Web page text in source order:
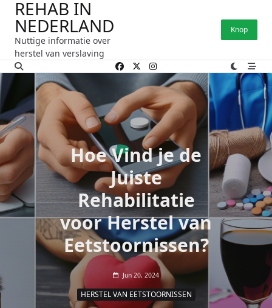
naar
inhoud
REHAB IN
NEDERLAND
Nuttige informatie over
herstel van verslaving
Knop
Hoe Vind je de
Juiste
Rehabilitatie
voor Herstel van
Eetstoornissen?
Jun 20, 2024
HERSTEL VAN EETSTOORNISSEN